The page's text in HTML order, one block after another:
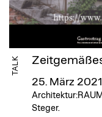
TALK
25. März
Steger.